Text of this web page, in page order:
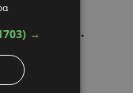
της
→